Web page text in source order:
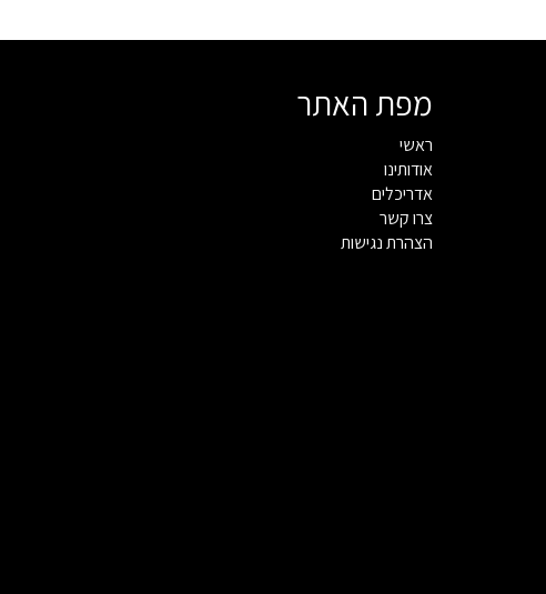
מפת האתר
ראשי
אודותינו
אדריכלים
צרו קשר
הצהרת נגישות